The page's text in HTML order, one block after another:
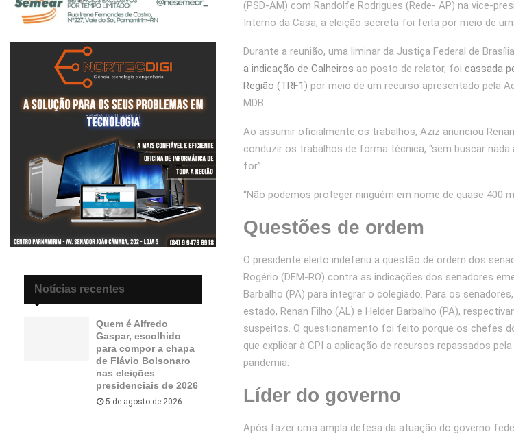
(PSD-AM) com Randolfe Rodrigues (Rede- AP) na vice-
Interno da Casa, a eleição secreta foi feita por meio de
Durante a reunião, uma liminar da Justiça Federal de
a indicação de Calheiros ao posto de relator, foi cassada
Região (TRF1) por meio de um recurso apresentado pela
MDB.
Ao assumir oficialmente os trabalhos, Aziz anunciou
conduzir os trabalhos de forma técnica, “sem buscar nada
for”.
“Não podemos proteger ninguém em nome de quase 400
Questões de ordem
O presidente eleito indeferiu a questão de ordem dos
Rogério (DEM-RO) contra as indicações dos senadores
Barbalho (PA) para integrar o colegiado. Para os
estado, Renan Filho (AL) e Helder Barbalho (PA),
suspeitos. O questionamento foi feito porque os chefes
que explicar à CPI a aplicação de recursos repassados
pandemia.
Líder do governo
Após fazer uma ampla defesa da atuação do governo
Notícias recentes
Quem é Alfredo
Gaspar, escolhido
para compor a chapa
de Flávio Bolsonaro
nas eleições
presidenciais de 2026
5 de agosto de 2026